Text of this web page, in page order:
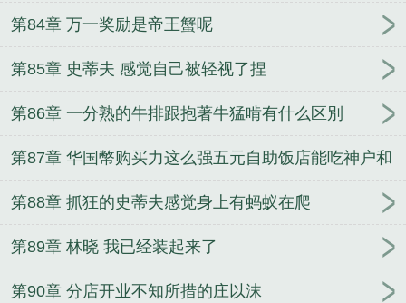
第84章 万一奖励是帝王蟹呢
第85章 史蒂夫 感觉自己被轻视了捏
第86章 一分熟的牛排跟抱著牛猛啃有什么区別
第87章 华国幣购买力这么强五元自助饭店能吃神户和
牛牛排
第88章 抓狂的史蒂夫感觉身上有蚂蚁在爬
第89章 林晓 我已经装起来了
第90章 分店开业不知所措的庄以沫